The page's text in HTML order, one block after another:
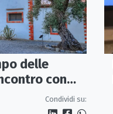
delle
con
Condividi su: